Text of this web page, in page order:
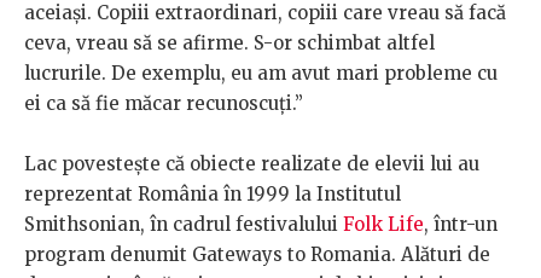
aceiași. Copiii extraordinari, copiii care vreau să facă
ceva, vreau să se afirme. S-or schimbat altfel
lucrurile. De exemplu, eu am avut mari probleme cu
ei ca să fie măcar recunoscuți.”
Lac povestește că obiecte realizate de elevii lui au
reprezentat România în 1999 la Institutul
Smithsonian, în cadrul festivalului Folk Life, într-un
program denumit Gateways to Romania. Alături de